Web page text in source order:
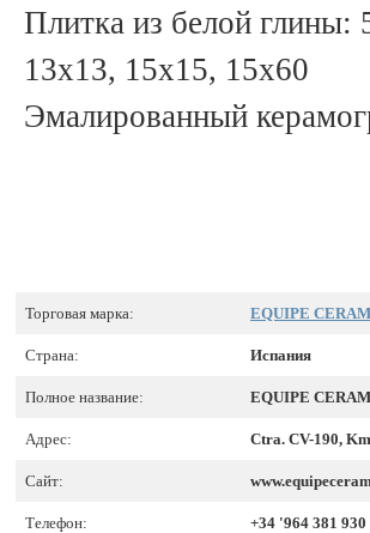
Плитка из белой
13x13, 15x15, 15x60
Эмалированный
Торговая марка: EQUIPE
Страна: Испания
Полное название: EQUIPE
Адрес: Ctra. CV-190,
Сайт:
Телефон: +34 '964 381 930